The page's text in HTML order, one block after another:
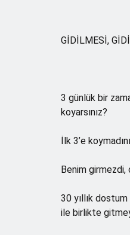
GİDİLMESİ,
3 günlük bir
koyarsınız?
İlk 3’e
Benim
30 yıllık dostum
ile birlikte